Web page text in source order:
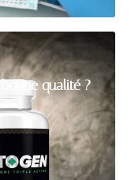
qualité ?